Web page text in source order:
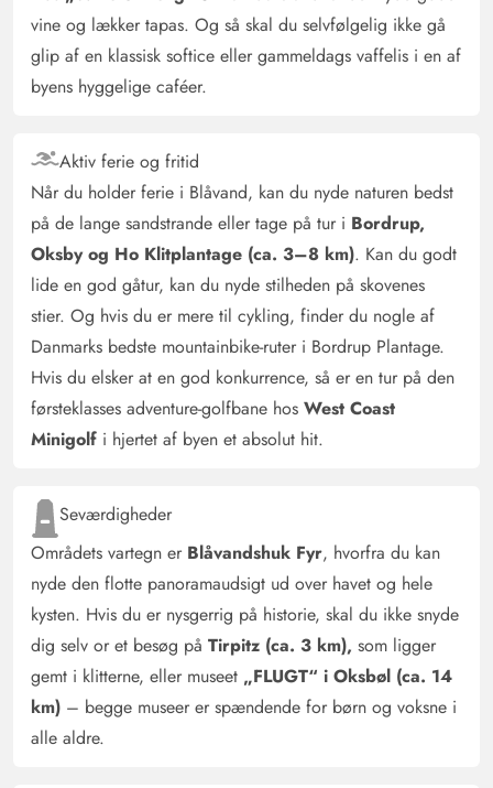
Deutschland
AI Oversat (Se oprindelig)
3.5 ud af 5
3.5 out of 5
27/04/2025
Huset var som beskrevet. Vi følte os i det store hele godt
f.eks. badeforhæng og gulvskrubbe på badeværelset.
Sammenlignet med andre huse i ferieområdet bemærker
man, at huset (både udvendigt og indvendigt) allerede
har nogle år på bagen. Interiøret kunne være designet
med mere kærlighed. Bortset fra ét værelse er
værelserne meget små, men vi klarede os med 5 voksne
og 2 børn. Det bedste ved huset er poolområdet! Med
pool, boblebad og sauna er der perfekte
beskæftigelsesmuligheder for både store og små. Også
udendørsområdet er temmelig rummeligt - man har alt,
hvad man har brug for (liggestole, havemøbler, gynge,
til stranden, ca. 20 minutter til indkøbsgaden). Vi havde
en hyggelig uge i Blåvand! I badeværelset i
poolområdet lå der en muggen gulvskrubbe - den kunne
man have udskiftet. Udskift eller byt badeforhængene
med bruserdøre. Der mangler stikkontakter i det lille
badeværelse. Grundlæggende virker møblerne lidt slidte
(undtagen køkkenet), og man kunne med lidt mere
kærlighed til detaljen gøre huset lidt mere hyggeligt.
vine og lækker tapas. Og så skal du selvfølgelig ikke gå
glip af en klassisk softice eller gammeldags vaffelis i en af
byens hyggelige caféer.
Aktiv ferie og fritid
Når du holder ferie i Blåvand, kan du nyde naturen bedst
på de lange sandstrande eller tage på tur i Bordrup,
Oksby og Ho Klitplantage (ca. 3–8 km). Kan du godt
lide en god gåtur, kan du nyde stilheden på skovenes
stier. Og hvis du er mere til cykling, finder du nogle af
Danmarks bedste mountainbike-ruter i Bordrup Plantage.
Hvis du elsker at en god konkurrence, så er en tur på den
førsteklasses adventure-golfbane hos West Coast
Minigolf i hjertet af byen et absolut hit.
Seværdigheder
Områdets vartegn er Blåvandshuk Fyr, hvorfra du kan
nyde den flotte panoramaudsigt ud over havet og hele
kysten. Hvis du er nysgerrig på historie, skal du ikke snyde
dig selv or et besøg på Tirpitz (ca. 3 km), som ligger
gemt i klitterne, eller museet „FLUGT“ i Oksbøl (ca. 14
km) – begge museer er spændende for børn og voksne i
alle aldre.